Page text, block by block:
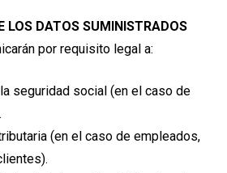
LOS DATOS SUMINISTRADOS
por requisito legal a:
seguridad social (en el caso de
(en el caso de empleados,